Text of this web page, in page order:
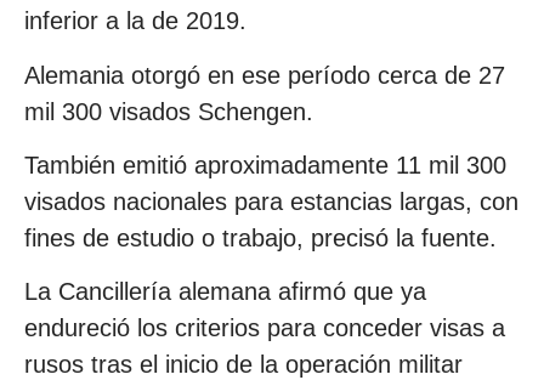
inferior a la de 2019.
Alemania otorgó en ese período cerca de 27
mil 300 visados Schengen.
También emitió aproximadamente 11 mil 300
visados nacionales para estancias largas, con
fines de estudio o trabajo, precisó la fuente.
La Cancillería alemana afirmó que ya
endureció los criterios para conceder visas a
rusos tras el inicio de la operación militar